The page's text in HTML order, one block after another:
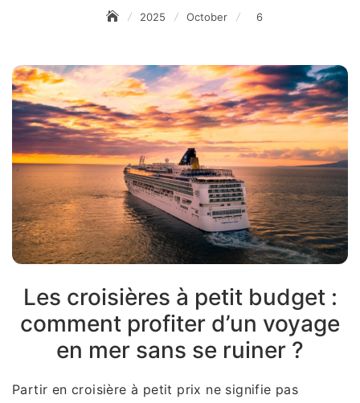
2025 October 6
Les croisières à petit budget :
comment profiter d’un voyage
en mer sans se ruiner ?
Partir en croisière à petit prix ne signifie pas